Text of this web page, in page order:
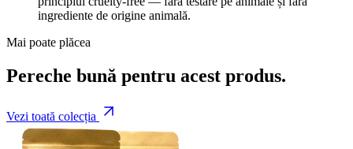
ingrediente de origine animală.
Mai poate plăcea
Pereche bună pentru acest produs.
Vezi toată colecția